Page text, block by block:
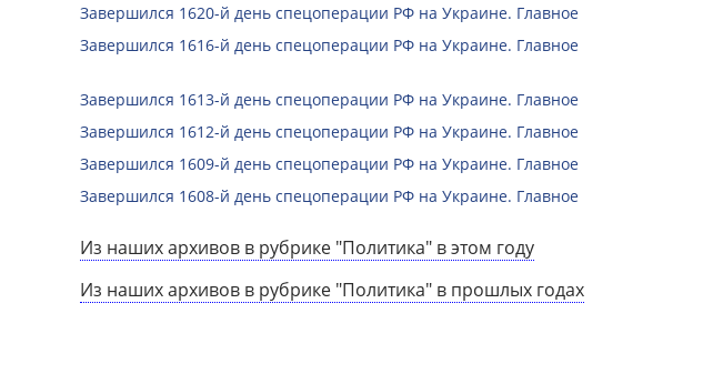
Завершился 1620-й день спецоперации РФ на Украине. Главное
Завершился 1616-й день спецоперации РФ на Украине. Главное
Завершился 1613-й день спецоперации РФ на Украине. Главное
Завершился 1612-й день спецоперации РФ на Украине. Главное
Завершился 1609-й день спецоперации РФ на Украине. Главное
Завершился 1608-й день спецоперации РФ на Украине. Главное
Из наших архивов в рубрике "Политика" в этом году
Из наших архивов в рубрике "Политика" в прошлых годах